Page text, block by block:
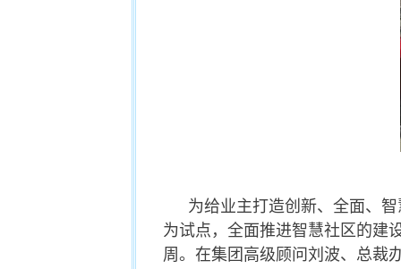
为给业主打造创新、全面、
为试点，全面推进智慧社区的建
周。在集团高级顾问刘波、总裁